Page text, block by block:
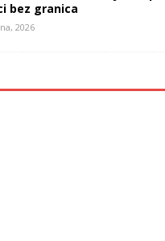
bez granica
2026